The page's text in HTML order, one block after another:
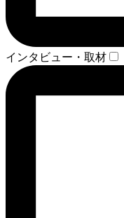
インタビュー・取材